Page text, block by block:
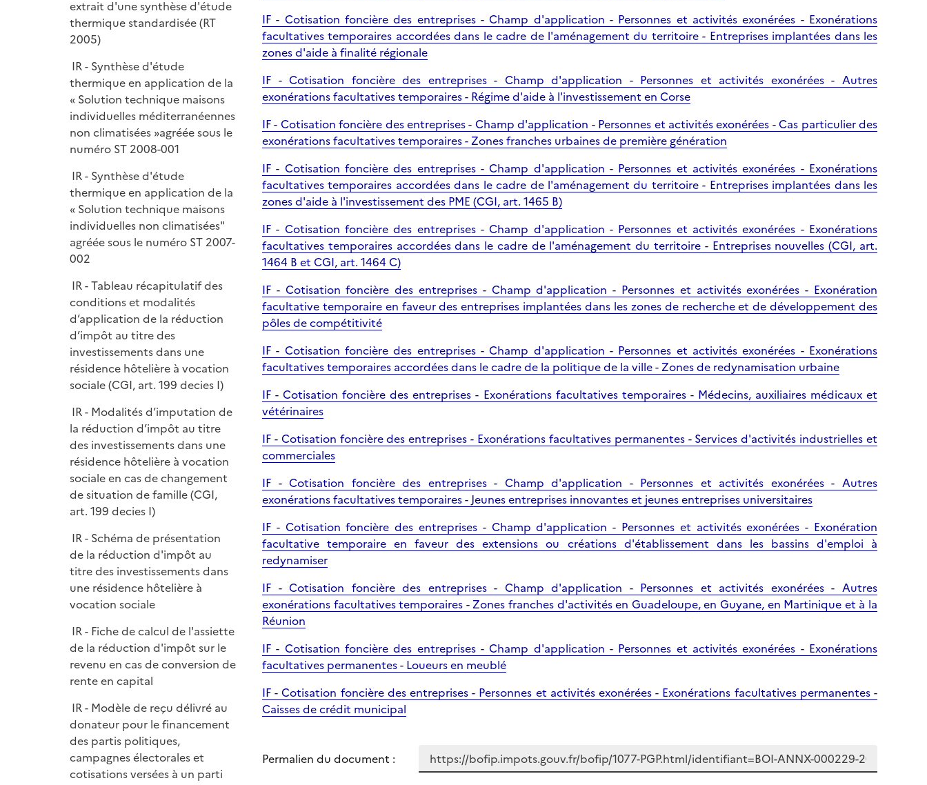
extrait d'une synthèse d'étude
thermique standardisée (RT
2005)
IR - Synthèse d'étude
thermique en application de la
« Solution technique maisons
individuelles méditerranéennes
non climatisées »agréée sous le
numéro ST 2008-001
IR - Synthèse d'étude
thermique en application de la
« Solution technique maisons
individuelles non climatisées"
agréée sous le numéro ST 2007-
002
IR - Tableau récapitulatif des
conditions et modalités
d’application de la réduction
d’impôt au titre des
investissements dans une
résidence hôtelière à vocation
sociale (CGI, art. 199 decies I)
IR - Modalités d’imputation de
la réduction d’impôt au titre
des investissements dans une
résidence hôtelière à vocation
sociale en cas de changement
de situation de famille (CGI,
art. 199 decies I)
IR - Schéma de présentation
de la réduction d'impôt au
titre des investissements dans
une résidence hôtelière à
vocation sociale
IR - Fiche de calcul de l'assiette
de la réduction d'impôt sur le
revenu en cas de conversion de
rente en capital
IR - Modèle de reçu délivré au
donateur pour le financement
des partis politiques,
campagnes électorales et
cotisations versées à un parti
IF - Cotisation foncière des entreprises - Champ d'application - Personnes et activités exonérées - Exonérations
facultatives temporaires accordées dans le cadre de l'aménagement du territoire - Entreprises implantées dans les
zones d'aide à finalité régionale
IF - Cotisation foncière des entreprises - Champ d'application - Personnes et activités exonérées - Autres
exonérations facultatives temporaires - Régime d'aide à l'investissement en Corse
IF - Cotisation foncière des entreprises - Champ d'application - Personnes et activités exonérées - Cas particulier des
exonérations facultatives temporaires - Zones franches urbaines de première génération
IF - Cotisation foncière des entreprises - Champ d'application - Personnes et activités exonérées - Exonérations
facultatives temporaires accordées dans le cadre de l'aménagement du territoire - Entreprises implantées dans les
zones d'aide à l'investissement des PME (CGI, art. 1465 B)
IF - Cotisation foncière des entreprises - Champ d'application - Personnes et activités exonérées - Exonérations
facultatives temporaires accordées dans le cadre de l'aménagement du territoire - Entreprises nouvelles (CGI, art.
1464 B et CGI, art. 1464 C)
IF - Cotisation foncière des entreprises - Champ d'application - Personnes et activités exonérées - Exonération
facultative temporaire en faveur des entreprises implantées dans les zones de recherche et de développement des
pôles de compétitivité
IF - Cotisation foncière des entreprises - Champ d'application - Personnes et activités exonérées - Exonérations
facultatives temporaires accordées dans le cadre de la politique de la ville - Zones de redynamisation urbaine
IF - Cotisation foncière des entreprises - Exonérations facultatives temporaires - Médecins, auxiliaires médicaux et
vétérinaires
IF - Cotisation foncière des entreprises - Exonérations facultatives permanentes - Services d'activités industrielles et
commerciales
IF - Cotisation foncière des entreprises - Champ d'application - Personnes et activités exonérées - Autres
exonérations facultatives temporaires - Jeunes entreprises innovantes et jeunes entreprises universitaires
IF - Cotisation foncière des entreprises - Champ d'application - Personnes et activités exonérées - Exonération
facultative temporaire en faveur des extensions ou créations d'établissement dans les bassins d'emploi à
redynamiser
IF - Cotisation foncière des entreprises - Champ d'application - Personnes et activités exonérées - Autres
exonérations facultatives temporaires - Zones franches d'activités en Guadeloupe, en Guyane, en Martinique et à la
Réunion
IF - Cotisation foncière des entreprises - Champ d'application - Personnes et activités exonérées - Exonérations
facultatives permanentes - Loueurs en meublé
IF - Cotisation foncière des entreprises - Personnes et activités exonérées - Exonérations facultatives permanentes -
Caisses de crédit municipal
Permalien du document :